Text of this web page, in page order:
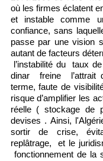
où les firmes éclatent
et instable comme
confiance, sans
passe par une vision
autant de facteurs
l’instabilité du taux
dinar freine l’attrait
terme, faute de
risque d’amplifier les
réelle ( stockage de
devises . Ainsi,
sortir de crise,
replâtrage, et le
fonctionnement de la